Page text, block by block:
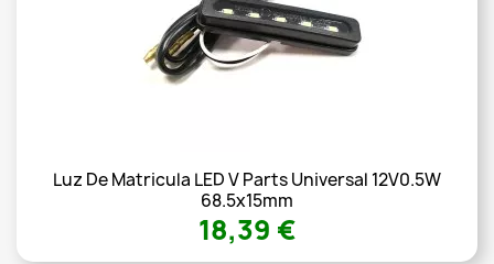
Luz De Matricula LED V Parts Universal 12V0.5W
68.5x15mm
18,39 €